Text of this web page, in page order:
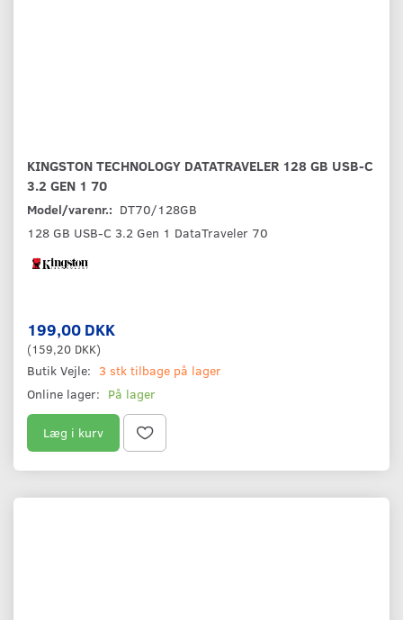
KINGSTON TECHNOLOGY DATATRAVELER 128 GB USB-C
3.2 GEN 1 70
Model/varenr.: DT70/128GB
128 GB USB-C 3.2 Gen 1 DataTraveler 70
199,00 DKK
(159,20 DKK)
Butik Vejle: 3 stk tilbage på lager
Online lager: På lager
Læg i kurv